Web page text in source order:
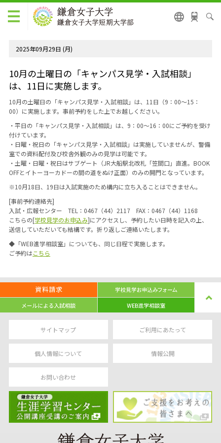
2025年09月29日 (月)
10月の土曜日の「キャンパス見学・入試相談」
は、11日に実施します。
10月の土曜日の「キャンパス見学・入試相談」は、11日（9：00～15：
00）に実施します。事前予約をした上でお越しください。
・平日の「キャンパス見学・入試相談」は、9：00～16：00にご予約を受け
付けています。
・日曜・祝日の「キャンパス見学・入試相談」は実施していませんが、警備
室での資料配付及び校舎外観のみの見学は可能です。
・土曜・日曜・祝日はサブゲート（JR大船駅北改札「笠間口」直進。BOOK
OFFとイトーヨーカドーの間の道をぬけ正面）のみの開門となっています。
※10月18日、19日は入試実施のため構内に立ち入ることはできません。
[事前予約連絡先]
入試・広報センター TEL：0467（44）2117 FAX：0467（44）1168
こちらの[学校見学のお申込み]にアクセスし、予約したい日時を記入の上、
送信していただいても結構です。折り返しご連絡いたします。
◆「WEB進学相談室」についても、同じ日程で実施します。
ご予約はこちら
サイトマップ ご利用にあたって
個人情報について 情報公開
お問い合わせ